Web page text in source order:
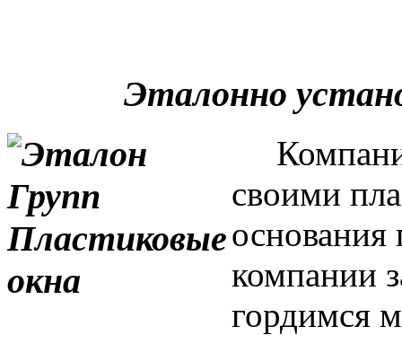
Эталонно
своими
основания
компании
гордимся